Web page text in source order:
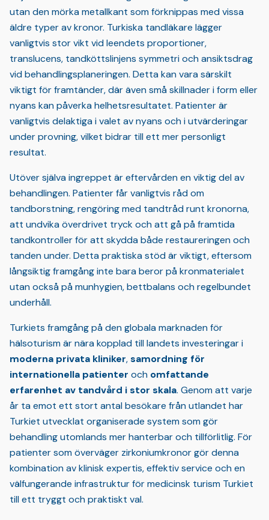
utan den mörka metallkant som förknippas med vissa
äldre typer av kronor. Turkiska tandläkare lägger
vanligtvis stor vikt vid leendets proportioner,
translucens, tandköttslinjens symmetri och ansiktsdrag
vid behandlingsplaneringen. Detta kan vara särskilt
viktigt för framtänder, där även små skillnader i form eller
nyans kan påverka helhetsresultatet. Patienter är
vanligtvis delaktiga i valet av nyans och i utvärderingar
under provning, vilket bidrar till ett mer personligt
resultat.
Utöver själva ingreppet är eftervården en viktig del av
behandlingen. Patienter får vanligtvis råd om
tandborstning, rengöring med tandtråd runt kronorna,
att undvika överdrivet tryck och att gå på framtida
tandkontroller för att skydda både restaureringen och
tanden under. Detta praktiska stöd är viktigt, eftersom
långsiktig framgång inte bara beror på kronmaterialet
utan också på munhygien, bettbalans och regelbundet
underhåll.
Turkiets framgång på den globala marknaden för
hälsoturism är nära kopplad till landets investeringar i
moderna privata kliniker,samordning för
internationella patienter och omfattande
erfarenhet av tandvård i stor skala. Genom att varje
år ta emot ett stort antal besökare från utlandet har
Turkiet utvecklat organiserade system som gör
behandling utomlands mer hanterbar och tillförlitlig. För
patienter som överväger zirkoniumkronor gör denna
kombination av klinisk expertis, effektiv service och en
välfungerande infrastruktur för medicinsk turism Turkiet
till ett tryggt och praktiskt val.